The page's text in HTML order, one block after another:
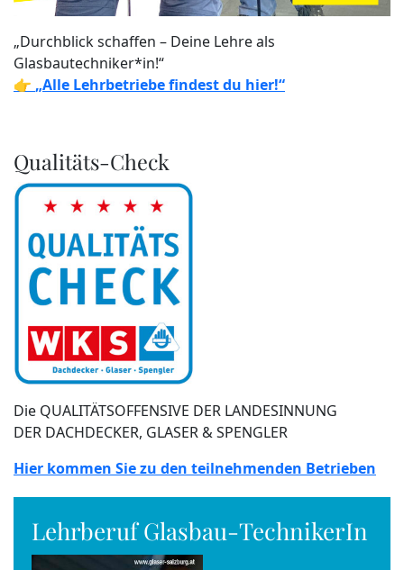
„Durchblick schaffen – Deine Lehre als
Glasbautechniker*in!“
👉 „Alle Lehrbetriebe findest du hier!“
Qualitäts-Check
Die QUALITÄTSOFFENSIVE DER LANDESINNUNG
DER DACHDECKER, GLASER & SPENGLER
Hier kommen Sie zu den teilnehmenden Betrieben
Lehrberuf Glasbau-TechnikerIn